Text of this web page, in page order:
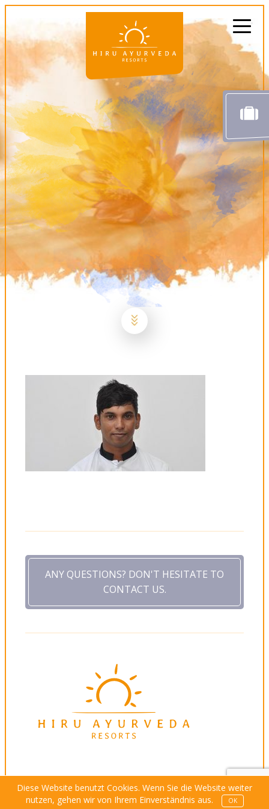
ANY QUESTIONS? DON'T HESITATE TO
CONTACT US.
Diese Website benutzt Cookies. Wenn Sie die Website weiter
nutzen, gehen wir von Ihrem Einverständnis aus.
OK